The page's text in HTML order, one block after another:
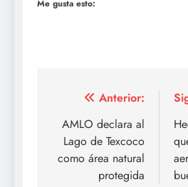
Me gusta esto:
Navegación
de
entradas
Anterior:
AMLO declara al
Lago de Texcoco
como área natural
protegida